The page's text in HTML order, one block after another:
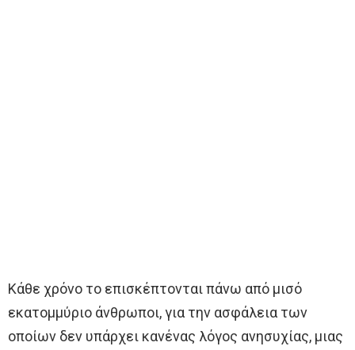
Κάθε χρόνο το επισκέπτονται πάνω από μισό
εκατομμύριο άνθρωποι, για την ασφάλεια των
οποίων δεν υπάρχει κανένας λόγος ανησυχίας, μιας